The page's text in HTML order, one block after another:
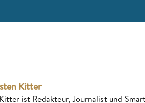
Kitter
ist Redakteur, Journalist und